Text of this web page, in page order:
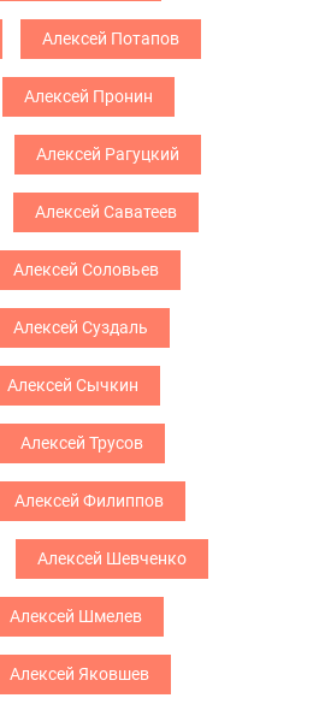
Алексей Потапов
Алексей Пронин
Алексей Рагуцкий
Алексей Саватеев
Алексей Соловьев
Алексей Суздаль
Алексей Сычкин
Алексей Трусов
Алексей Филиппов
Алексей Шевченко
Алексей Шмелев
Алексей Яковшев